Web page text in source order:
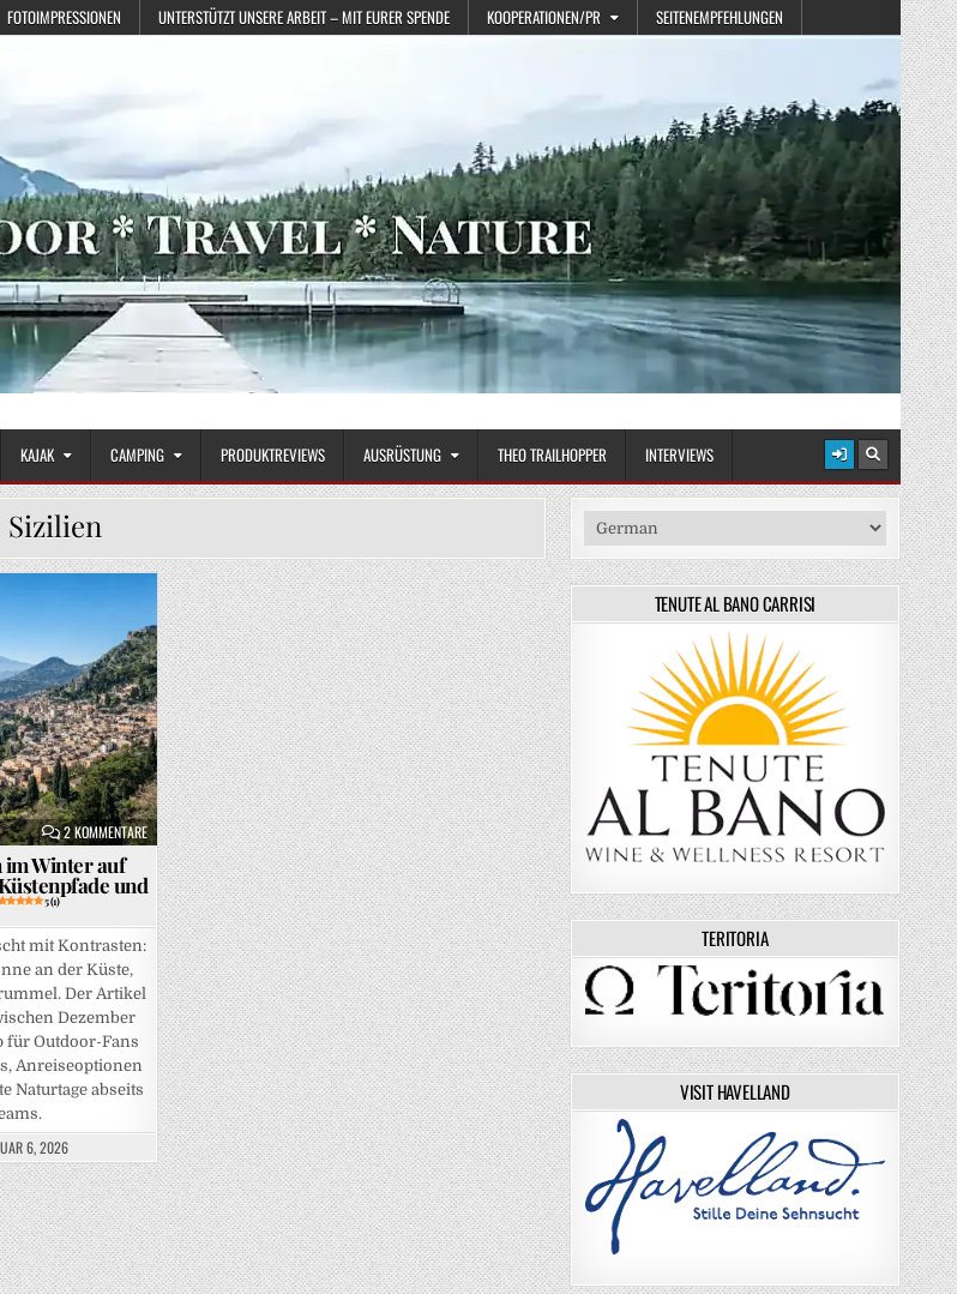
FOTOIMPRESSIONEN UNTERSTÜTZT UNSERE ARBEIT – MIT EURER SPENDE KOOPERATIONEN/PR SEITENEMPFEHLUNGEN
KAJAK CAMPING PRODUKTREVIEWS AUSRÜSTUNG THEO TRAILHOPPER INTERVIEWS
Sizilien
SEIN TOURISMUS-IMAGE STRATEGISCH SCHÜTZT 5 (1)
2 KOMMENTAREZU OUTDOOR AKTIVITÄTEN IM WINTER AUF SIZILIEN: ÄTNA-SCHNEE, KÜSTENPFADE UND LEERE TRAILS 5 (1)
Winter auf
und
5 (1)
mit Kontrasten:
an der Küste,
Der Artikel
Dezember
für Outdoor-Fans
Anreiseoptionen
Naturtage abseits
6, 2026
TENUTE AL BANO CARRISI
TERITORIA
VISIT HAVELLAND